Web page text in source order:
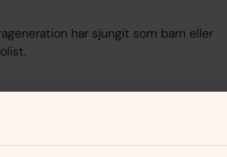
har sjungit som barn eller